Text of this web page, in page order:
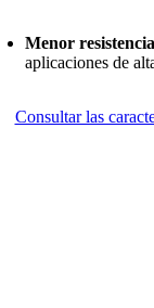
Menor
aplicaciones de
Consultar las